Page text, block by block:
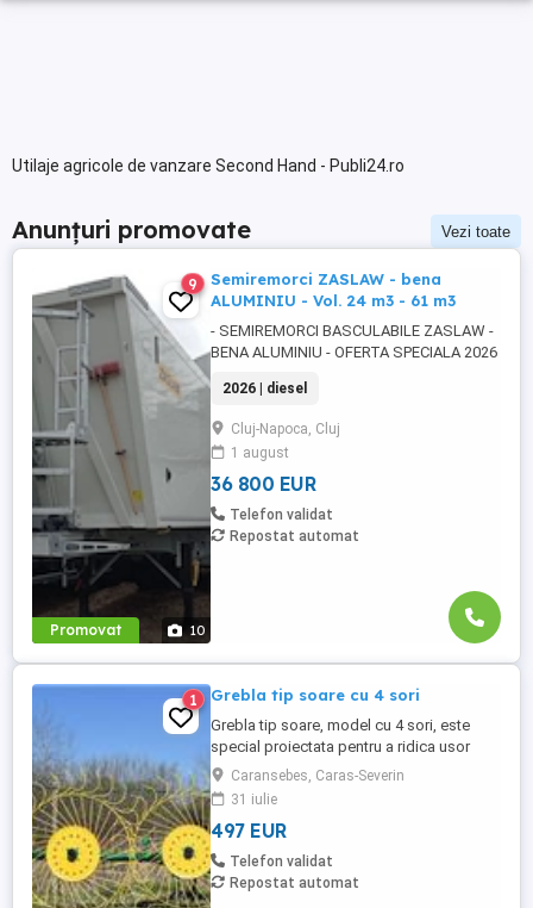
Utilaje agricole de vanzare Second Hand - Publi24.ro
Anunțuri promovate Vezi toate
Promovat 10
9
Semiremorci ZASLAW - bena
ALUMINIU - Vol. 24 m3 - 61 m3
- SEMIREMORCI BASCULABILE ZASLAW -
BENA ALUMINIU - OFERTA SPECIALA 2026
fabricație ZASLAW - cu termen SCURT de
livrare ) DESCRIERE VEHICULE : -
Semiremorci basculabile din ALUMINIU,
bena ultra- usoara , destinate transportului
de cereale si al altor materiale ...
2026 | diesel
Cluj-Napoca, Cluj
1 august
36 800 EUR
Telefon validat
Repostat automat
1 Grebla tip soare cu 4 sori
Grebla tip soare, model cu 4 sori, este
special proiectata pentru a ridica usor
fanul chiar de pe un teren accidentat. De
asemenea aceasta grebla poate fi utilizata
pentru adunat,rasfirat sau intors fanul. La
asezarea fiecarei roti s-au utilizat 2
rulmenti capsati intr-un lagar. Transport in
toata ...
Caransebes, Caras-Severin
31 iulie
497 EUR
Telefon validat
Repostat automat